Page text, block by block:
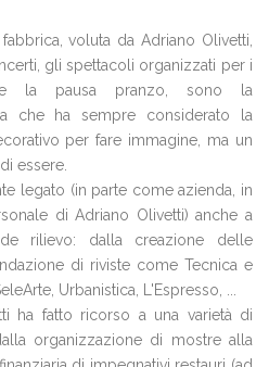
voluta da Adriano Olivetti,
gli spettacoli organizzati per i
la pausa pranzo, sono la
che ha sempre considerato la
per fare immagine, ma un
essere.
legato (in parte come azienda, in
di Adriano Olivetti) anche a
rilievo: dalla creazione delle
di riviste come Tecnica e
Urbanistica, L'Espresso, ...
ha fatto ricorso a una varietà di
organizzazione di mostre alla